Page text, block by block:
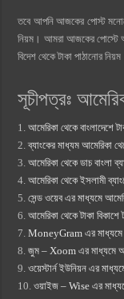
তবে আপনি আজকের পোস্ট
নিয়ম। আমরা আজকের পোস্টে
বিদেশ থেকে টাকা পাঠানোর
সূচীপত্রঃ
1.আমেরিকা থেকে বাংলাদেশে
2.ব্যাংকের মাধ্যম আমেরিকা
3.আমেরিকা থেকে ডাচ বাংলা
4.আমেরিকা থেকে ইসলামী
5.সেন্ড ওয়েব এর মাধ্যমে
6.আমেরিকা থেকে টাকা বিকাশে
7.MoneyGram এর মাধ্যমে
8.জুম – Xoom এর মাধ্যমে
9.ওয়েস্টার্ন ইউনিয়ন এর
10.ওয়াইজ – Wise এর